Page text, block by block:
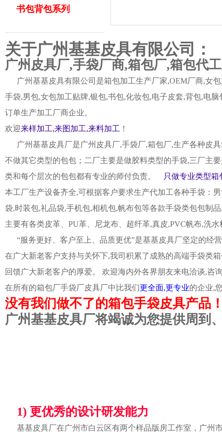
书包背包系列
关于广州基基皮具有限公司：
广州皮具厂,手袋厂商,箱包厂,箱包代
广州基基皮具有限公司是箱包加工生产厂家,OEM厂商,女
手袋,男包,女包加工贴牌,银包,书包,化妆包,电子皮套,背包,电
订单生产加工厂商企业。
欢迎来样加工,来图加工,来料加工 ！
广州基基皮具厂是广州皮具厂,手袋厂,箱包厂,生产各种皮
不做其它类型的包包；二厂主要是做胶料类型的手袋,三厂主
类和每个层次的包包都有专业的师付负责。
只做专业类型箱
本工厂生产设备齐全,可根据客户要求生产代加工各种手袋：
袋,时装包,礼品袋,手机包,相机包,帆布包等各款手袋类包包制
主要有各类皮革、PU革、尼龙布、超纤革,真皮,PVC帆布,洗
“服务更好、客户至上、品质更优”是基基皮具厂坚定的经
在广大新老客户支持与关怀下,我司积累了成熟的高端手袋类
回馈广大新老客户的厚爱。 欢迎海内外各界朋友来电洽谈,咨
在所有的箱包厂手袋厂皮具厂中比我们更全面,更专业的企业,
没有我们做不了的箱包手袋皮具产品
广州基基皮具厂将竭诚为您提供周到
1) 更优秀的设计研发能力
基基皮具厂在广州市白云区有两个样品版房工作室，广州